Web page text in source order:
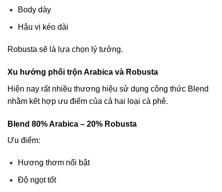
Body dày
Hậu vị kéo dài
Robusta sẽ là lựa chọn lý tưởng.
Xu hướng phối trộn Arabica và Robusta
Hiện nay rất nhiều thương hiệu sử dụng công thức Blend
nhằm kết hợp ưu điểm của cả hai loại cà phê.
Blend 80% Arabica – 20% Robusta
Ưu điểm:
Hương thơm nổi bật
Độ ngọt tốt